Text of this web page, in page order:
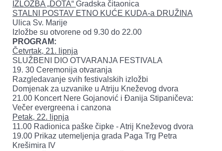
IZLOŽBA „DOTA“ Gradska čitaonica
STALNI POSTAV ETNO KUĆE KUDA-a DRUŽINA
Ulica Sv. Marije
Izložbe su otvorene od 9.30 do 22.00
PROGRAM:
Četvrtak, 21. lipnja
SLUŽBENI DIO OTVARANJA FESTIVALA
19. 30 Ceremonija otvaranja
Razgledavanje svih festivalskih izložbi
Domjenak za uzvanike u Atriju Kneževog dvora
21.00 Koncert Nere Gojanović i Đanija Stipaničeva:
Večer evergreena i canzona
Petak, 22. lipnja
11.00 Radionica paške čipke - Atrij Kneževog dvora
19.00 Prikaz utemeljenja grada Paga Trg Petra
Krešimira IV